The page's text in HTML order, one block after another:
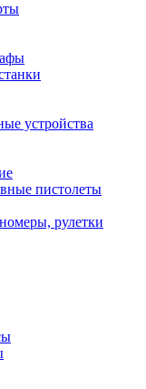
устройства
пистолеты
рулетки